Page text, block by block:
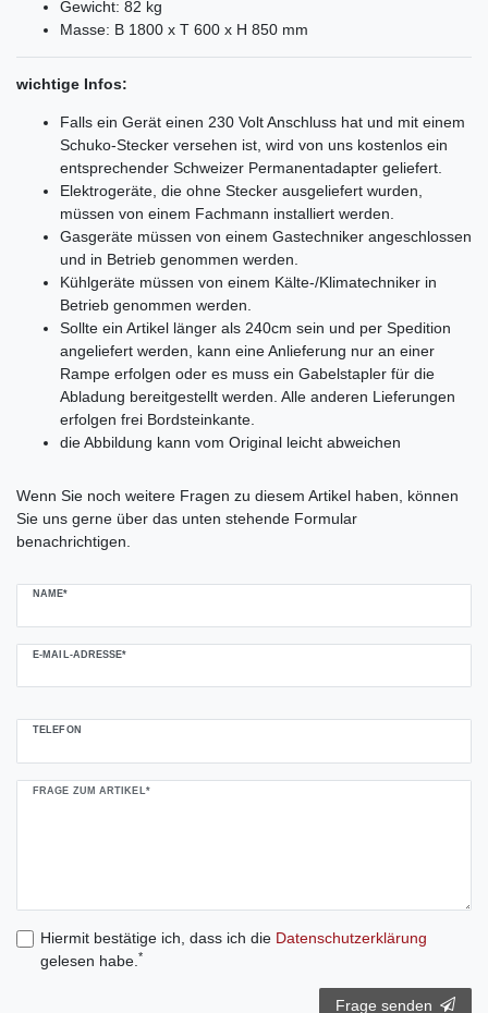
Gewicht: 82 kg
Masse: B 1800 x T 600 x H 850 mm
wichtige Infos:
Falls ein Gerät einen 230 Volt Anschluss hat und mit einem
Schuko-Stecker versehen ist, wird von uns kostenlos ein
entsprechender Schweizer Permanentadapter geliefert.
Elektrogeräte, die ohne Stecker ausgeliefert wurden,
müssen von einem Fachmann installiert werden.
Gasgeräte müssen von einem Gastechniker angeschlossen
und in Betrieb genommen werden.
Kühlgeräte müssen von einem Kälte-/Klimatechniker in
Betrieb genommen werden.
Sollte ein Artikel länger als 240cm sein und per Spedition
angeliefert werden, kann eine Anlieferung nur an einer
Rampe erfolgen oder es muss ein Gabelstapler für die
Abladung bereitgestellt werden. Alle anderen Lieferungen
erfolgen frei Bordsteinkante.
die Abbildung kann vom Original leicht abweichen
Wenn Sie noch weitere Fragen zu diesem Artikel haben, können
Sie uns gerne über das unten stehende Formular
benachrichtigen.
NAME*
E-MAIL-ADRESSE*
TELEFON
FRAGE ZUM ARTIKEL*
Hiermit bestätige ich, dass ich die Daten­schutz­erklärung
gelesen habe. *
Frage senden